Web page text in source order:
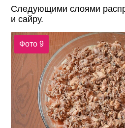
Следующими слоями
и сайру.
Фото 9